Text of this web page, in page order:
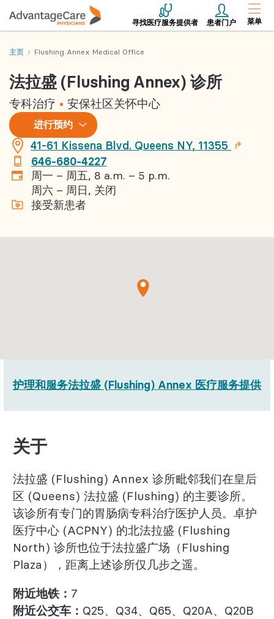
寻找医疗服务提供者 患者门户 菜单
主页 Flushing Annex Medical Office
法拉盛 (Flushing Annex) 诊所
专科治疗 安保社区关怀中心
进
行
预
约
进行预约
41-61 Kissena Blvd. Queens NY, 11355
646-680-4227
周一 – 周五, 8 a.m. – 5 p.m.
周六 – 周日, 关闭
接受新患者
护理和服务法拉盛 (Flushing) Annex 医疗服务提供方
关于
法拉盛 (Flushing) Annex 诊所毗邻我们在皇后
区 (Queens) 法拉盛 (Flushing) 的主要诊所。
该诊所有专门的胃肠病专科治疗医护人员。卓护
医疗中心 (ACPNY) 的北法拉盛 (Flushing
North) 诊所也位于法拉盛广场（Flushing
Plaza），距离上述诊所仅几步之遥。
附近地铁： 7
附近公交车： Q25、Q34、Q65、Q20A、Q20B